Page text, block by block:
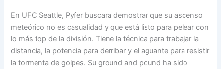
En UFC Seattle, Pyfer buscará demostrar que su ascenso
meteórico no es casualidad y que está listo para pelear con
lo más top de la división. Tiene la técnica para trabajar la
distancia, la potencia para derribar y el aguante para resistir
la tormenta de golpes. Su ground and pound ha sido